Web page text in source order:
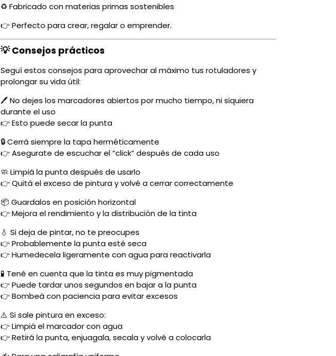
♻️ Fabricado con materias primas sostenibles
👉 Perfecto para crear, regalar o emprender.
💡 Consejos prácticos
Seguí estos consejos para aprovechar al máximo tus rotuladores y
prolongar su vida útil:
🖊️ No dejes los marcadores abiertos por mucho tiempo, ni siquiera
durante el uso
👉 Esto puede secar la punta
🔒 Cerrá siempre la tapa herméticamente
👉 Asegurate de escuchar el “click” después de cada uso
🧼 Limpiá la punta después de usarlo
👉 Quitá el exceso de pintura y volvé a cerrar correctamente
📦 Guardalos en posición horizontal
👉 Mejora el rendimiento y la distribución de la tinta
💧 Si deja de pintar, no te preocupes
👉 Probablemente la punta esté seca
👉 Humedecela ligeramente con agua para reactivarla
🧪 Tené en cuenta que la tinta es muy pigmentada
👉 Puede tardar unos segundos en bajar a la punta
👉 Bombeá con paciencia para evitar excesos
⚠️ Si sale pintura en exceso:
👉 Limpiá el marcador con agua
👉 Retirá la punta, enjuagala, secala y volvé a colocarla